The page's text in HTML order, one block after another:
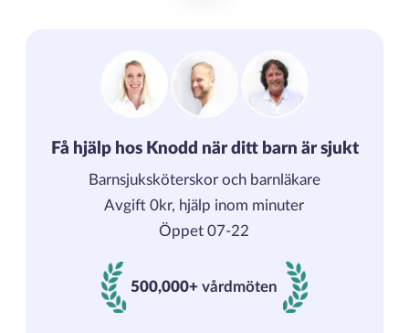
Få hjälp hos Knodd när ditt barn är sjukt
Barnsjuksköterskor och barnläkare
Avgift 0kr, hjälp inom minuter
Öppet 07-22
500000+ vårdmöten
500,000+ vårdmöten